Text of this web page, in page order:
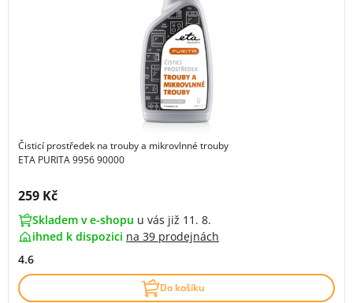
Čisticí prostředek na trouby a mikrovlnné trouby
ETA PURITA 9956 90000
Cena s DPH:
259 Kč
Skladem v e-shopu u vás již 11. 8.
ihned k dispozici na 39 prodejnách
4.6
Do košíku